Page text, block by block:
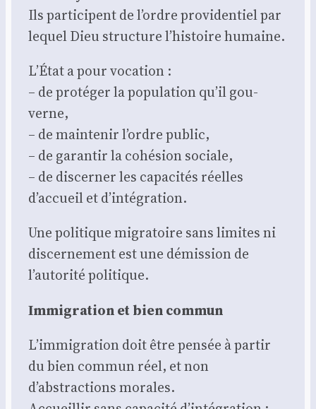
Ils par­ti­cipent de l’ordre pro­vi­den­tiel par
lequel Dieu struc­ture l’histoire humaine.
L’État a pour voca­tion :
– de pro­té­ger la popu­la­tion qu’il gou­
verne,
– de main­te­nir l’ordre public,
– de garan­tir la cohé­sion sociale,
– de dis­cer­ner les capa­ci­tés réelles
d’accueil et d’intégration.
Une poli­tique migra­toire sans limites ni
dis­cer­ne­ment est une démis­sion de
l’autorité poli­tique.
Immi­gra­tion et bien com­mun
L’immigration doit être pen­sée à par­tir
du bien com­mun réel, et non
d’abstractions morales.